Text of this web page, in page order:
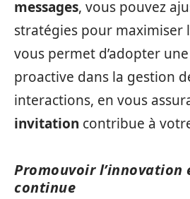
messages, vous pouvez
stratégies pour maximiser
vous permet d’adopter
proactive dans la gestion
interactions, en vous
invitation contribue à
Promouvoir l’innovation
continue